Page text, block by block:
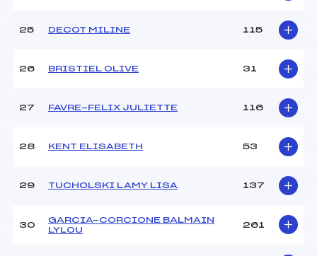
25 DECOT MILINE 115
26 BRISTIEL OLIVE 31
27 FAVRE-FELIX JULIETTE 116
28 KENT ELISABETH 53
29 TUCHOLSKI LAMY LISA 137
30
GARCIA-CORCIONE BALMAIN
LYLOU
261